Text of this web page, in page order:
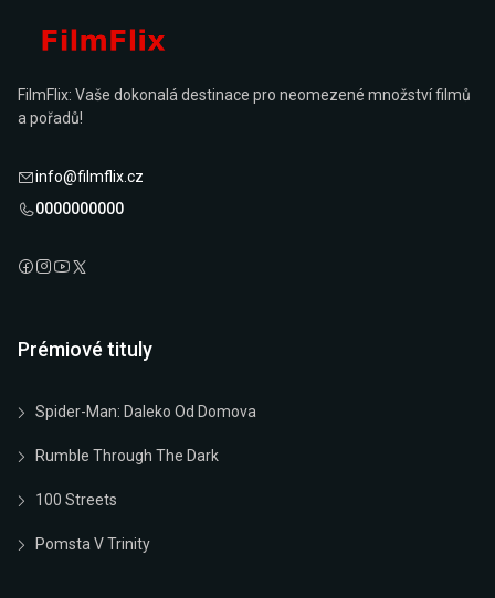
FilmFlix: Vaše dokonalá destinace pro neomezené množství filmů
a pořadů!
info@filmflix.cz
0000000000
Prémiové tituly
Spider-Man: Daleko Od Domova
Rumble Through The Dark
100 Streets
Pomsta V Trinity